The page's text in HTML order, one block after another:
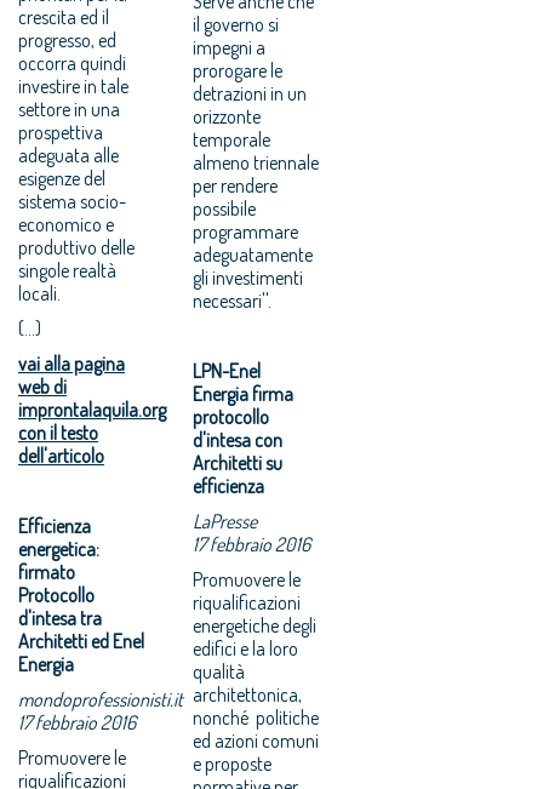
crescita ed il
progresso, ed
occorra quindi
investire in tale
settore in una
prospettiva
adeguata alle
esigenze del
sistema socio-
economico e
produttivo delle
singole realtà
locali.
(...)
vai alla pagina
web di
improntalaquila.org
con il testo
dell'articolo
Efficienza
energetica:
firmato
Protocollo
d'intesa tra
Architetti ed Enel
Energia
mondoprofessionisti.it
17 febbraio 2016
Promuovere le
riqualificazioni
il governo si
impegni a
prorogare le
detrazioni in un
orizzonte
temporale
almeno triennale
per rendere
possibile
programmare
adeguatamente
gli investimenti
necessari''.
LPN-Enel
Energia firma
protocollo
d'intesa con
Architetti su
efficienza
LaPresse
17 febbraio 2016
Promuovere le
riqualificazioni
energetiche degli
edifici e la loro
qualità
architettonica,
nonché politiche
ed azioni comuni
e proposte